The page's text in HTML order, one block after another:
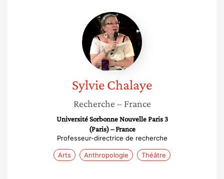
Sylvie
Chalaye
SylvieChalaye
Recherche – France
Université Sorbonne Nouvelle Paris 3
(Paris) – France
Professeur-directrice de recherche
Arts Anthropologie Théâtre